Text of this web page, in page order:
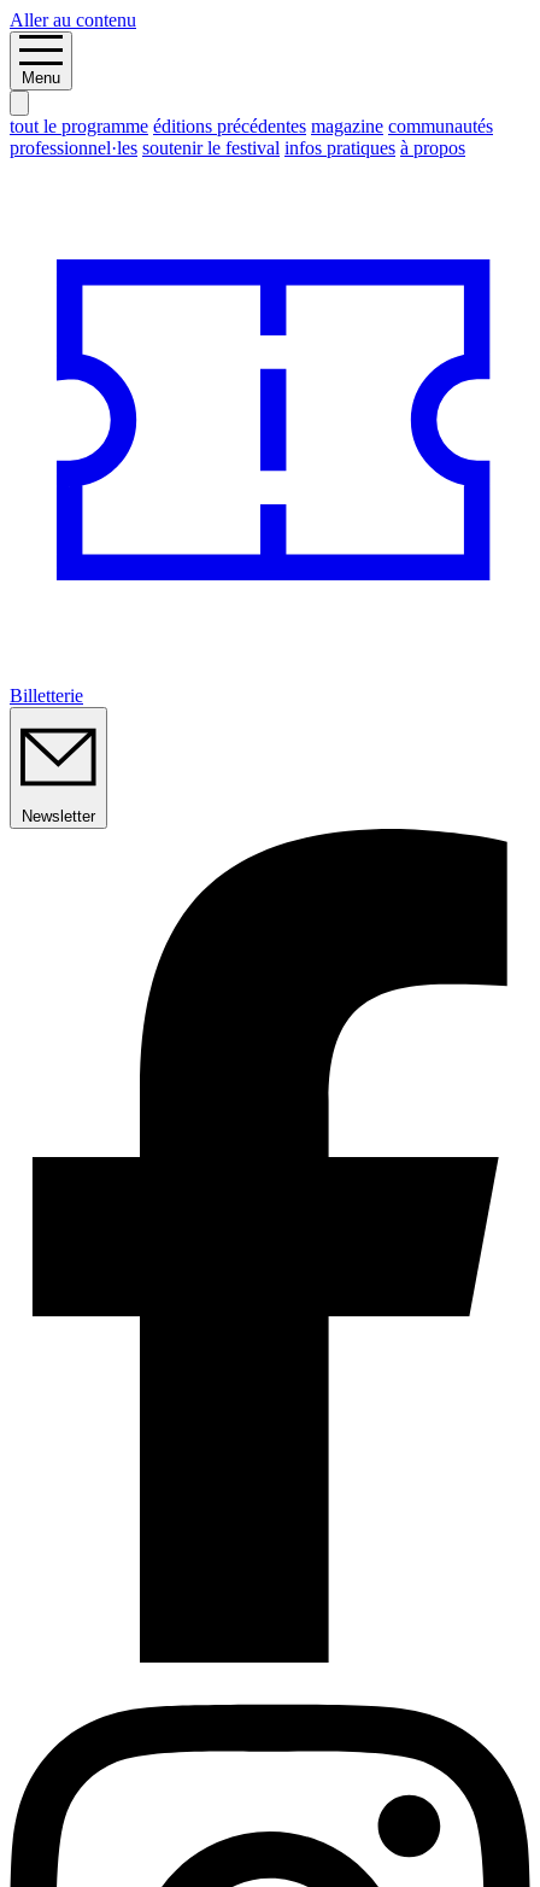
Aller au contenu
Menu
tout le programme éditions précédentes magazine communautés
professionnel·les soutenir le festival infos pratiques à propos
Billetterie
Newsletter